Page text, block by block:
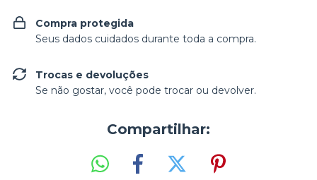
Compra protegida
Seus dados cuidados durante toda a compra.
Trocas e devoluções
Se não gostar, você pode trocar ou devolver.
Compartilhar: